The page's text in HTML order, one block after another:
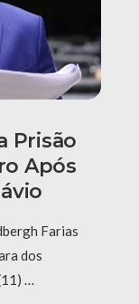
Prisão
Após
Farias
dos
…